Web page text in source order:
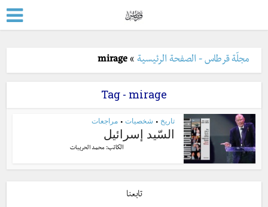
مجلّة قرطاس - الصفحة الرئيسية »
mirage
Tag - mirage
تاريخ • شخصيات • مراجعات
السّيد إسرائيل
الكاتب:محمد الحريبات
تابعنا